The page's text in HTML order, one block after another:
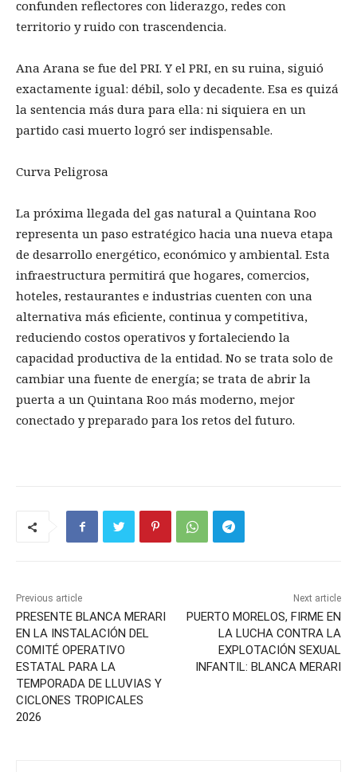
confunden reflectores con liderazgo, redes con
territorio y ruido con trascendencia.
Ana Arana se fue del PRI. Y el PRI, en su ruina, siguió
exactamente igual: débil, solo y decadente. Esa es quizá
la sentencia más dura para ella: ni siquiera en un
partido casi muerto logró ser indispensable.
Curva Peligrosa
La próxima llegada del gas natural a Quintana Roo
representa un paso estratégico hacia una nueva etapa
de desarrollo energético, económico y ambiental. Esta
infraestructura permitirá que hogares, comercios,
hoteles, restaurantes e industrias cuenten con una
alternativa más eficiente, continua y competitiva,
reduciendo costos operativos y fortaleciendo la
capacidad productiva de la entidad. No se trata solo de
cambiar una fuente de energía; se trata de abrir la
puerta a un Quintana Roo más moderno, mejor
conectado y preparado para los retos del futuro.
Previous article
PRESENTE BLANCA MERARI
EN LA INSTALACIÓN DEL
COMITÉ OPERATIVO
ESTATAL PARA LA
TEMPORADA DE LLUVIAS Y
CICLONES TROPICALES
2026
Next article
PUERTO MORELOS, FIRME EN
LA LUCHA CONTRA LA
EXPLOTACIÓN SEXUAL
INFANTIL: BLANCA MERARI